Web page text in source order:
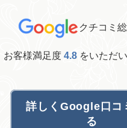
クチコミ
お客様満足度 4.8 をいただ
詳しくGoogle口コ
る